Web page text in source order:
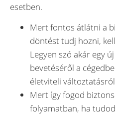
esetben.
Mert fontos átlátni a
döntést tudj hozni,
Legyen szó akár egy
bevetéséről a
életviteli
Mert így fogod
folyamatban, ha